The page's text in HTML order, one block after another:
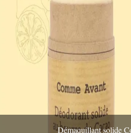
Démaquillant solide